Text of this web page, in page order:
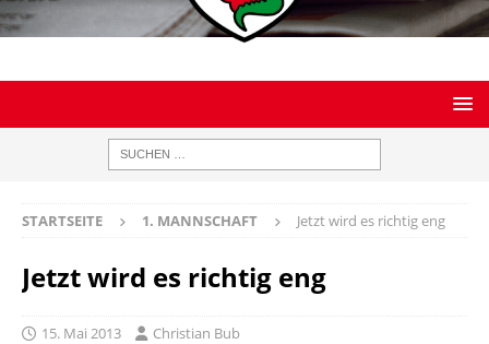
STARTSEITE 1. MANNSCHAFT Jetzt wird es richtig eng
Jetzt wird es richtig eng
15. Mai 2013 Christian Bub